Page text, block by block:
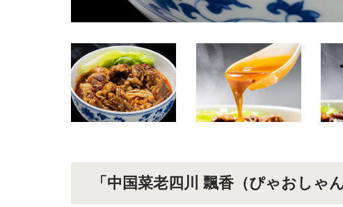
「中国菜老四川 飄香（ぴゃおしゃ